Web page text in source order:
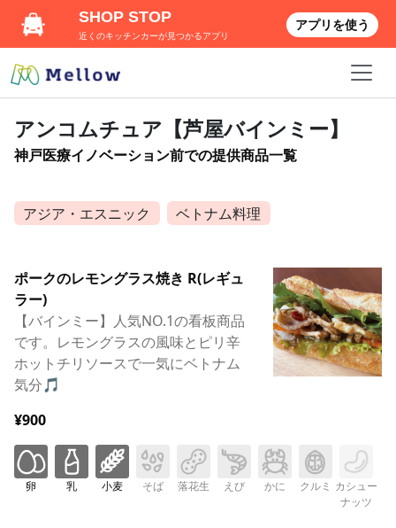
アンコムチュア【芦屋バインミー】
神戸医療イノベーション前での提供商品一覧
アジア・エスニック ベトナム料理
ポークのレモングラス焼き R(レギュ
ラー)
【バインミー】人気NO.1の看板商品
です。レモングラスの風味とピリ辛
ホットチリソースで一気にベトナム
気分🎵
¥900
卵 乳 小麦 そば 落花生 えび かに クルミ カシュー
ナッツ
SHOP STOP
近くのキッチンカーが見つかるアプリ
アプリを使う